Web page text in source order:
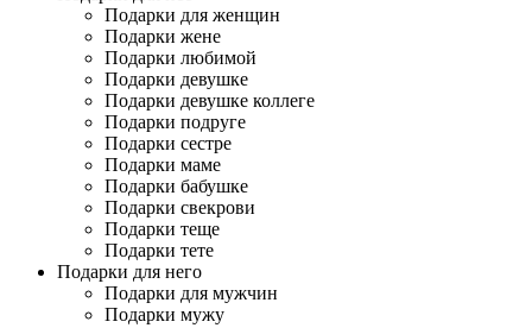
Подарки для женщин
Подарки жене
Подарки любимой
Подарки девушке
Подарки девушке коллеге
Подарки подруге
Подарки сестре
Подарки маме
Подарки бабушке
Подарки свекрови
Подарки теще
Подарки тете
Подарки для него
Подарки для мужчин
Подарки мужу